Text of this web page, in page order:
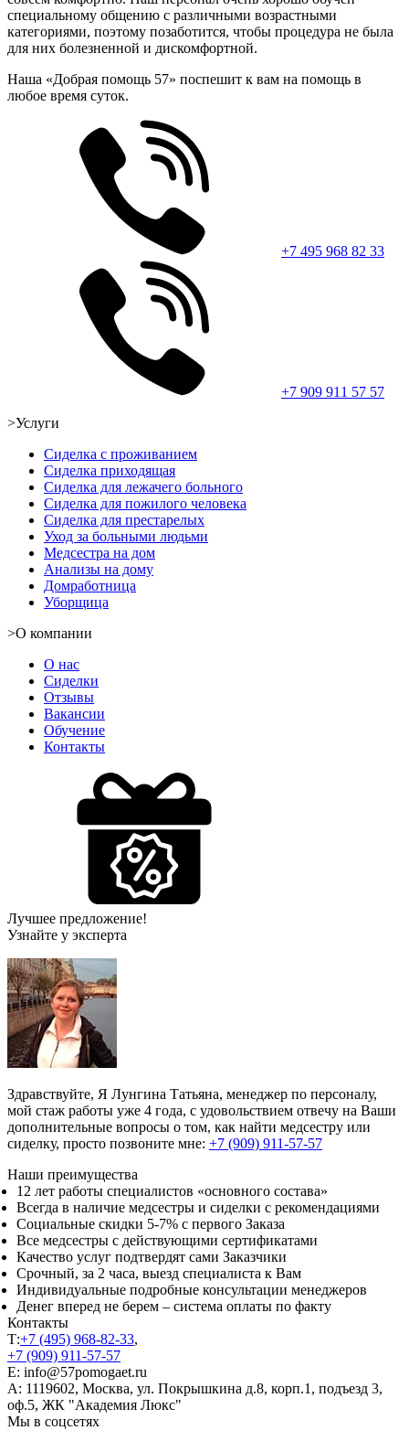
специальному общению с различными возрастными
категориями, поэтому позаботится, чтобы процедура не была
для них болезненной и дискомфортной.
Наша «Добрая помощь 57» поспешит к вам на помощь в
любое время суток.
+7 495 968 82 33
+7 909 911 57 57
>Услуги
Сиделка с проживанием
Сиделка приходящая
Сиделка для лежачего больного
Сиделка для пожилого человека
Сиделка для престарелых
Уход за больными людьми
Медсестра на дом
Анализы на дому
Домработница
Уборщица
>О компании
О нас
Сиделки
Отзывы
Вакансии
Обучение
Контакты
Лучшее предложение!
Узнайте у эксперта
Здравствуйте, Я Лунгина Татьяна, менеджер по персоналу,
мой стаж работы уже 4 года, с удовольствием отвечу на Ваши
дополнительные вопросы о том, как найти медсестру или
сиделку, просто позвоните мне: +7 (909) 911-57-57
Наши преимущества
12 лет работы специалистов «основного состава»
Всегда в наличие медсестры и сиделки с рекомендациями
Социальные скидки 5-7% с первого Заказа
Все медсестры с действующими сертификатами
Качество услуг подтвердят сами Заказчики
Срочный, за 2 часа, выезд специалиста к Вам
Индивидуальные подробные консультации менеджеров
Денег вперед не берем – система оплаты по факту
Контакты
Т:+7 (495) 968-82-33,
+7 (909) 911-57-57
E: info@57pomogaet.ru
A: 1119602, Москва, ул. Покрышкина д.8, корп.1, подъезд 3,
оф.5, ЖК "Академия Люкс"
Мы в соцсетях